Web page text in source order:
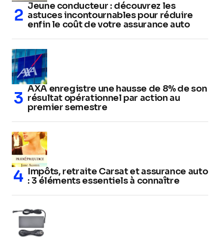
Jeune conducteur : découvrez les
astuces incontournables pour réduire
enfin le coût de votre assurance auto
AXA enregistre une hausse de 8% de son
résultat opérationnel par action au
premier semestre
Impôts, retraite Carsat et assurance auto
: 3 éléments essentiels à connaître